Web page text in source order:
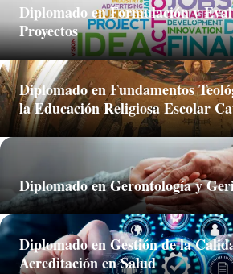
Diplomado en Formulación y
Proyectos
Diplomado en Fundamentos
la Educación Religiosa Escolar
Diplomado en Gerontología y
Diplomado en Gestión de la
Acreditación en Salud